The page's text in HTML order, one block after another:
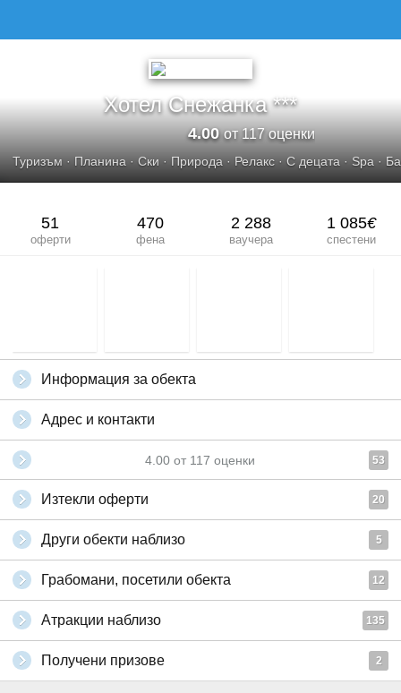
Хотел Снежанка ***
4.00от 117 оценки
Туризъм · Планина · Ски · Природа · Релакс · С децата · Spa ·
51
оферти
470
фена
2 288
ваучера
1 085€
спестени
Информация за обекта
Адрес и контакти
4.00 от 117 оценки 53
Изтекли оферти 20
Други обекти наблизо 5
Грабомани, посетили обекта 12
Атракции наблизо 135
Получени призове 2